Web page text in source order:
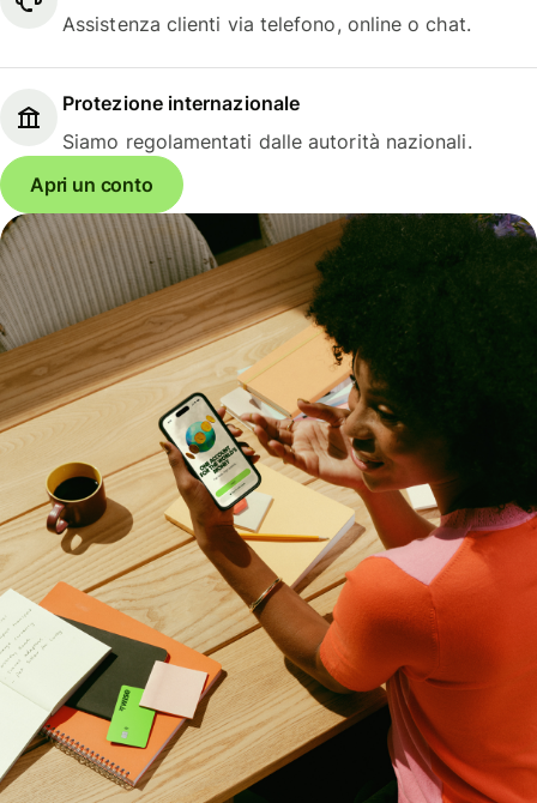
Assistenza clienti via telefono, online o chat.
Protezione internazionale
Siamo regolamentati dalle autorità nazionali.
Apri un conto